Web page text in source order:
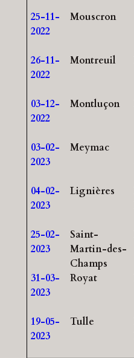
25-11-
2022
Mouscron
26-11-
2022
Montreuil
03-12-
2022
Montluçon
03-02-
2023
Meymac
04-02-
2023
Lignières
25-02-
2023
Saint-
Martin-des-
Champs
31-03-
2023
Royat
19-05-
2023
Tulle